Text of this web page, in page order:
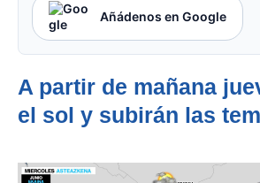
Añádenos en Google
A partir de mañana
el sol y subirán las